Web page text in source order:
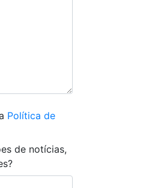
Política de
de notícias,